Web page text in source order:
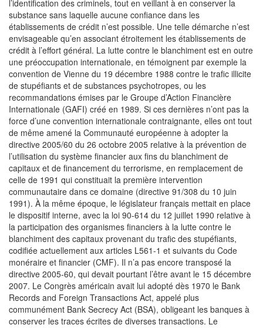
l’identification des criminels, tout en veillant à en conserver la
substance sans laquelle aucune confiance dans les
établissements de crédit n’est possible. Une telle démarche n’est
envisageable qu’en associant étroitement les établissements de
crédit à l’effort général. La lutte contre le blanchiment est en outre
une préoccupation internationale, en témoignent par exemple la
convention de Vienne du 19 décembre 1988 contre le trafic illicite
de stupéfiants et de substances psychotropes, ou les
recommandations émises par le Groupe d’Action Financière
Internationale (GAFI) créé en 1989. Si ces dernières n’ont pas la
force d’une convention internationale contraignante, elles ont tout
de même amené la Communauté européenne à adopter la
directive 2005/60 du 26 octobre 2005 relative à la prévention de
l’utilisation du système financier aux fins du blanchiment de
capitaux et de financement du terrorisme, en remplacement de
celle de 1991 qui constituait la première intervention
communautaire dans ce domaine (directive 91/308 du 10 juin
1991). À la même époque, le législateur français mettait en place
le dispositif interne, avec la loi 90-614 du 12 juillet 1990 relative à
la participation des organismes financiers à la lutte contre le
blanchiment des capitaux provenant du trafic des stupéfiants,
codifiée actuellement aux articles L561-1 et suivants du Code
monéraire et financier (CMF). Il n’a pas encore transposé la
directive 2005-60, qui devait pourtant l’être avant le 15 décembre
2007. Le Congrès américain avait lui adopté dès 1970 le Bank
Records and Foreign Transactions Act, appelé plus
communément Bank Secrecy Act (BSA), obligeant les banques à
conserver les traces écrites de diverses transactions. Le